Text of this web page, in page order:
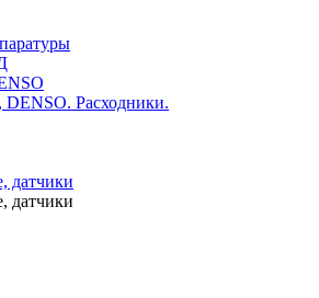
Расходники.
датчики
датчики